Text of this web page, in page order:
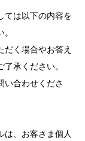
ては以下の内容を
だく場合やお答え
承ください。
い合わせくださ
は、お客さま個人